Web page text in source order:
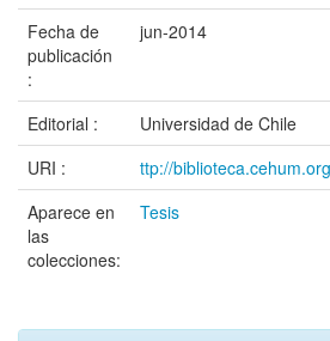
Fecha de
publicación
:
jun-2014
Editorial :
Universidad de Chile
URI :
ttp://
Aparece en
las
colecciones:
Tesis